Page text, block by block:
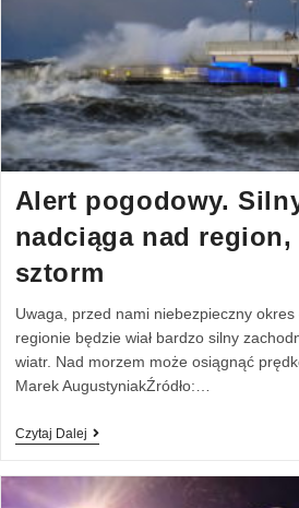
Alert pogodowy.
nadciąga nad region,
sztorm
Uwaga, przed nami niebezpieczny okres
regionie będzie wiał bardzo silny
wiatr. Nad morzem może osiągnąć
Marek AugustyniakŹródło:…
Czytaj Dalej